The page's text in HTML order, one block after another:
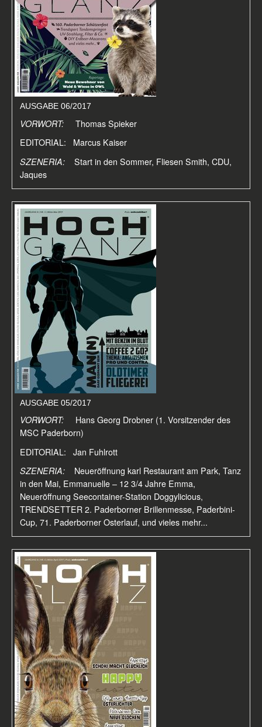
AUSGABE 06/2017
VORWORT:
Thomas Spieker
EDITORIAL: Marcus Kaiser
SZENERIA: Start in den Sommer, Fliesen Smith, CDU,
Jaques
AUSGABE 05/2017
VORWORT:
Hans Georg Drobner (1. Vorsitzender des
MSC Paderborn)
EDITORIAL: Jan Fuhlrott
SZENERIA: Neueröffnung karl Restaurant am Park, Tanz
in den Mai, Emmanuelle – 12 3/4 Jahre Emma,
Neueröffnung Seecontainer-Station Doggylicious,
TRENDSETTER 2. Paderborner Brillenmesse, Paderbini-
Cup, 71. Paderborner Osterlauf, und vieles mehr...